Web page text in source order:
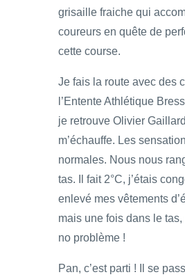
grisaille fraiche qui
coureurs en quête de
cette course.
Je fais la route avec des
l’Entente Athlétique
je retrouve Olivier
m’échauffe. Les
normales. Nous nous
tas. Il fait 2°C, j’étais
enlevé mes vêtements
mais une fois dans le
no problème !
Pan, c’est parti ! Il se